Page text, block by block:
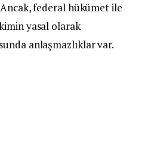
federal hükümet ile
yasal olarak
anlaşmazlıklar var.